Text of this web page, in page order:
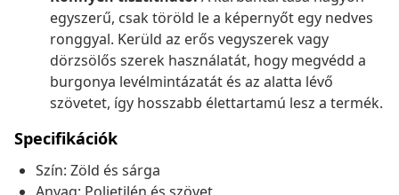
egyszerű, csak töröld le a képernyőt egy nedves
ronggyal. Kerüld az erős vegyszerek vagy
dörzsölős szerek használatát, hogy megvédd a
burgonya levélmintázatát és az alatta lévő
szövetet, így hosszabb élettartamú lesz a termék.
Specifikációk
Szín: Zöld és sárga